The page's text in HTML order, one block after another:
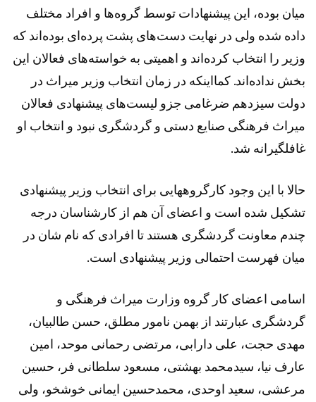
میان بوده، این پیشنهادات توسط گروه‌ها و افراد مختلف
داده شده ولی در نهایت دست‌های پشت پرده‌ای بوده‌اند که
وزیر را انتخاب کرده‌اند و اهمیتی به خواسته‌های فعالان این
بخش نداده‌اند. کمااینکه در زمان انتخاب وزیر میراث در
دولت سیزدهم ضرغامی جزو لیست‌های پیشنهادی فعالان
میراث فرهنگی صنایع دستی و گردشگری نبود و انتخاب او
غافلگیرانه شد.
حالا با این وجود کارگروههایی برای انتخاب وزیر پیشنهادی
تشکیل شده است و اعضای آن هم از کارشناسان درجه
چندم معاونت گردشگری هستند تا افرادی که نام شان در
میان فهرست احتمالی وزیر پیشنهادی است.
اسامی اعضای کار گروه وزارت میراث فرهنگی و
گردشگری عبارتند از بهمن نامور مطلق، حسن طالبیان،
مهدی حجت، علی دارابی، مرتضی رحمانی موحد، امین
عارف نیا، سیدمحمد بهشتی، مسعود سلطانی فر، حسین
مرعشی، سعید اوحدی، محمدحسین ایمانی خوشخو، ولی